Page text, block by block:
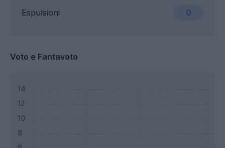
Espulsioni 0
Voto e Fantavoto